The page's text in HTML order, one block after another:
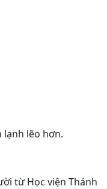
lạnh lẽo hơn.
từ Học viện Thánh